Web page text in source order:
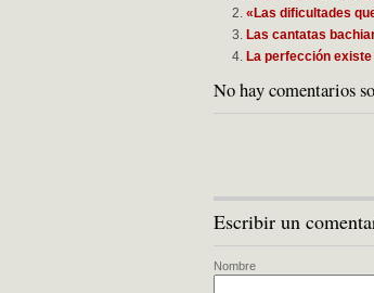
«Las dificultades
Las cantatas
La perfección
No hay comentarios
Escribir un
Nombre